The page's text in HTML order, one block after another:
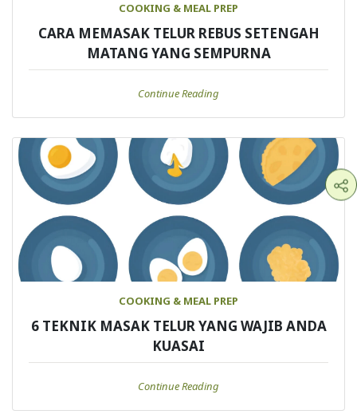
COOKING & MEAL PREP
CARA MEMASAK TELUR REBUS SETENGAH
MATANG YANG SEMPURNA
Continue Reading
COOKING & MEAL PREP
6 TEKNIK MASAK TELUR YANG WAJIB ANDA
KUASAI
Continue Reading